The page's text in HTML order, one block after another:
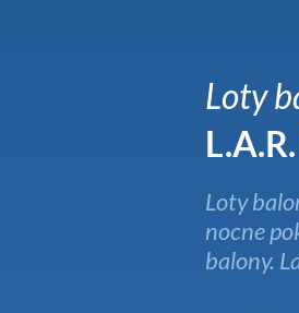
Loty
Loty
nocne
balony.